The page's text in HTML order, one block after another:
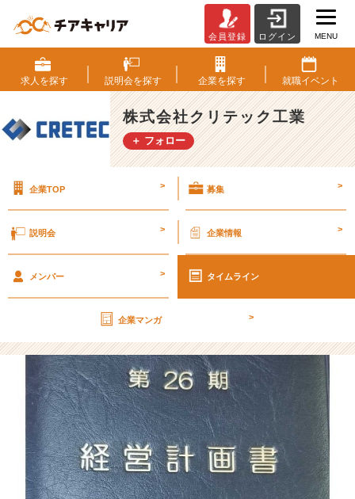
2
6
期
【社
外
秘】
画
o
【株
式
会
社
ク
リ
テ
ッ
ク
工
業
会員登録 ログイン MENU
求人を探す 説明会を探す 企業を探す 就職イベント
株式会社クリテック工業
＋ フォロー
企業TOP > 募集 >
説明会 > 企業情報 >
メンバー > タイムライン
企業マンガ >